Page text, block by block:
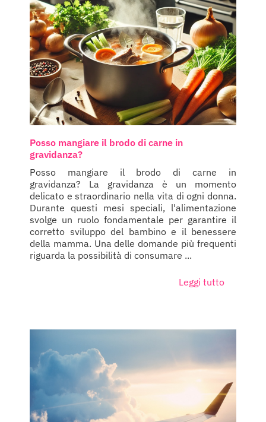
Posso mangiare il brodo di carne in
gravidanza?
Posso mangiare il brodo di carne in
gravidanza? La gravidanza è un momento
delicato e straordinario nella vita di ogni donna.
Durante questi mesi speciali, l'alimentazione
svolge un ruolo fondamentale per garantire il
corretto sviluppo del bambino e il benessere
della mamma. Una delle domande più frequenti
riguarda la possibilità di consumare ...
Leggi tutto